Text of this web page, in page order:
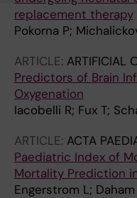
replacement therapy
Pokorna P;
ARTICLE: ARTIFICIAL
Predictors of Brain
Oxygenation
Iacobelli R; Fux T;
ARTICLE: ACTA
Paediatric Index of
Mortality Prediction
Engerstrom L;